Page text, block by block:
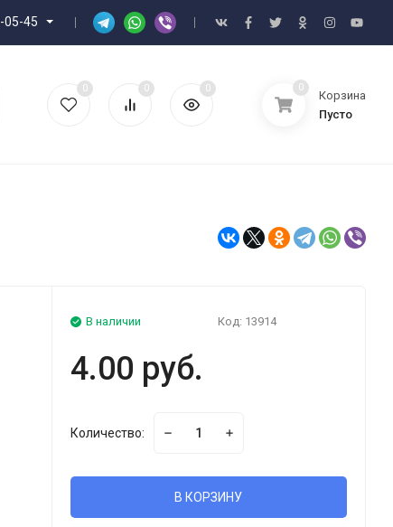
05-45
0 0 0 0
Корзина
Пусто
В наличии Код: 13914
4.00 руб.
Количество:
В КОРЗИНУ